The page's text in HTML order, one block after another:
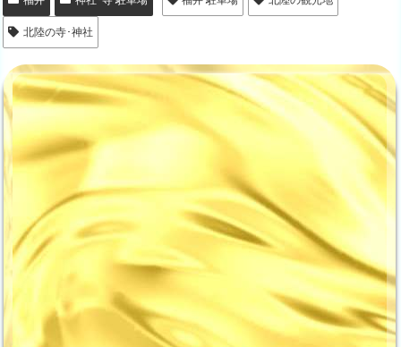
北陸の寺･神社